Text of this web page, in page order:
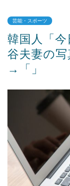
Powered by
芸能・スポーツ
韓国人「
谷夫妻の写
→「」